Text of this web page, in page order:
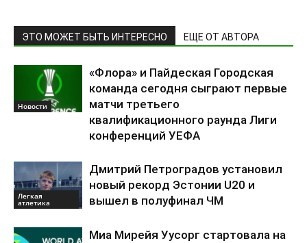
ЭТО МОЖЕТ БЫТЬ ИНТЕРЕСНО ЕЩЕ ОТ АВТОРА
Новости
«Флора» и Пайдеская Городская
команда сегодня сыграют первые
матчи третьего
квалификационного раунда Лиги
конференций УЕФА
Легкая
атлетика
Дмитрий Петроградов установил
новый рекорд Эстонии U20 и
вышел в полуфинал ЧМ
Миа Мирейя Уусорг стартовала на